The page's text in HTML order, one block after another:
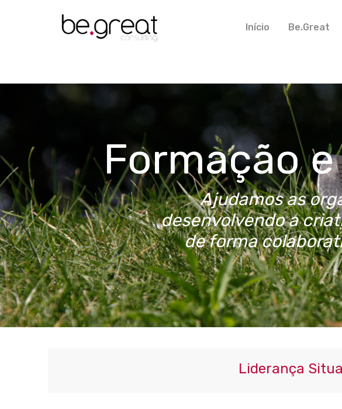
Início Be.Great
Formação
Ajudamos as
desenvolvendo a
de forma
Liderança